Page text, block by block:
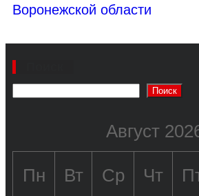
Воронежской области
Поиск
Август
Пн Вт Ср Чт